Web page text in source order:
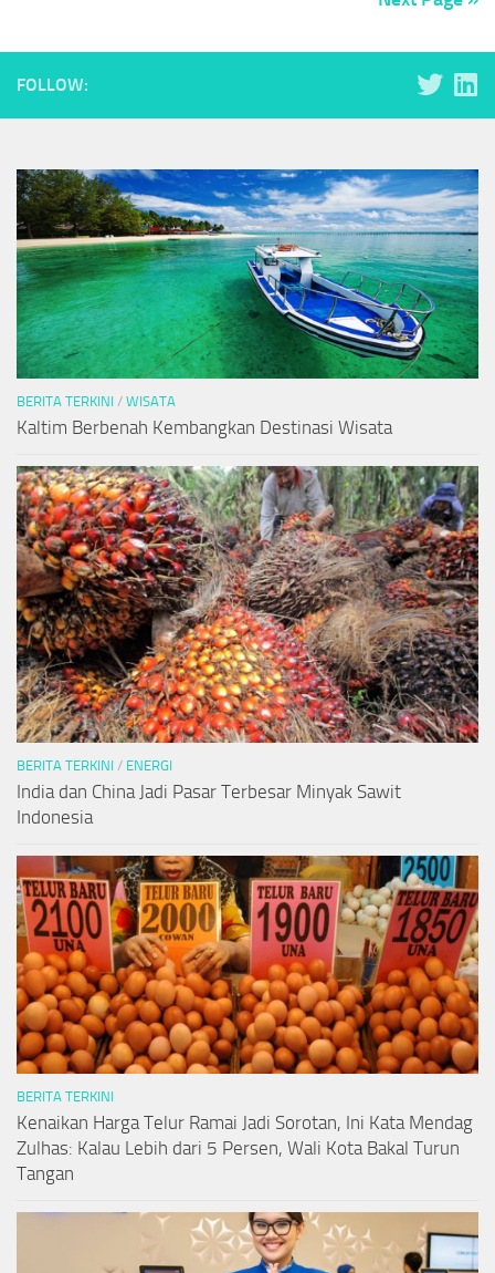
FOLLOW:
BERITA TERKINI / WISATA
Kaltim Berbenah Kembangkan Destinasi Wisata
BERITA TERKINI / ENERGI
India dan China Jadi Pasar Terbesar Minyak Sawit
Indonesia
BERITA TERKINI
Kenaikan Harga Telur Ramai Jadi Sorotan, Ini Kata Mendag
Zulhas: Kalau Lebih dari 5 Persen, Wali Kota Bakal Turun
Tangan